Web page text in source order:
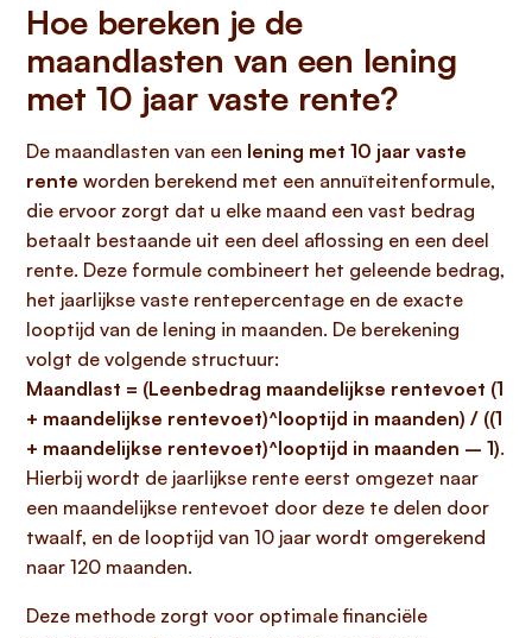
Hoe bereken je de
maandlasten van een lening
met 10 jaar vaste rente?
De maandlasten van een lening met 10 jaar vaste
rente worden berekend met een annuïteitenformule,
die ervoor zorgt dat u elke maand een vast bedrag
betaalt bestaande uit een deel aflossing en een deel
rente. Deze formule combineert het geleende bedrag,
het jaarlijkse vaste rentepercentage en de exacte
looptijd van de lening in maanden. De berekening
volgt de volgende structuur:
Maandlast = (Leenbedrag maandelijkse rentevoet (1
+ maandelijkse rentevoet)^looptijd in maanden) / ((1
+ maandelijkse rentevoet)^looptijd in maanden – 1).
Hierbij wordt de jaarlijkse rente eerst omgezet naar
een maandelijkse rentevoet door deze te delen door
twaalf, en de looptijd van 10 jaar wordt omgerekend
naar 120 maanden.
Deze methode zorgt voor optimale financiële